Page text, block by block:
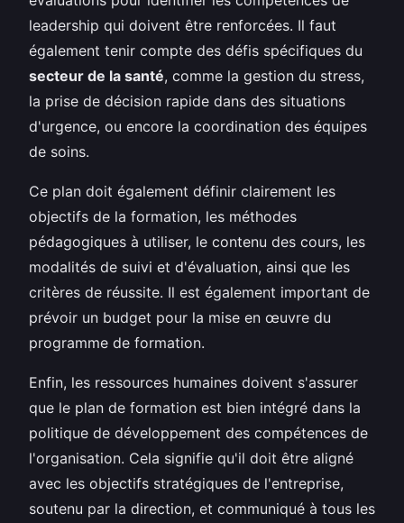
leadership qui doivent être renforcées. Il faut
également tenir compte des défis spécifiques du
secteur de la santé, comme la gestion du stress,
la prise de décision rapide dans des situations
d'urgence, ou encore la coordination des équipes
de soins.
Ce plan doit également définir clairement les
objectifs de la formation, les méthodes
pédagogiques à utiliser, le contenu des cours, les
modalités de suivi et d'évaluation, ainsi que les
critères de réussite. Il est également important de
prévoir un budget pour la mise en œuvre du
programme de formation.
Enfin, les ressources humaines doivent s'assurer
que le plan de formation est bien intégré dans la
politique de développement des compétences de
l'organisation. Cela signifie qu'il doit être aligné
avec les objectifs stratégiques de l'entreprise,
soutenu par la direction, et communiqué à tous les